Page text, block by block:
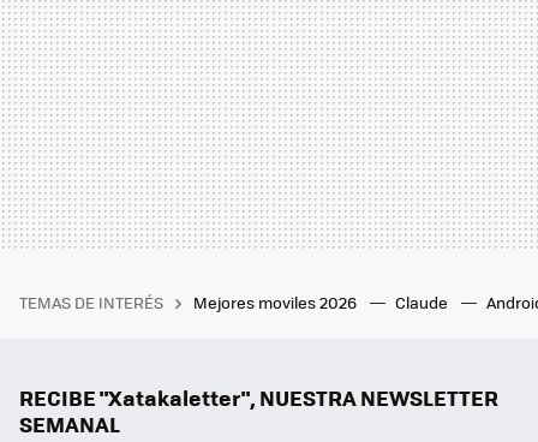
TEMAS DE INTERÉS Mejores moviles 2026 Claude
RECIBE "Xatakaletter", NUESTRA NEWSLETTER
SEMANAL